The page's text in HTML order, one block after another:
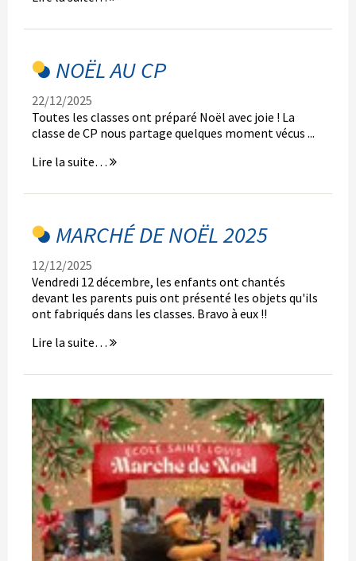
CP
NOËL AU CP
22/12/2025
Toutes les classes ont préparé Noël avec joie ! La
classe de CP nous partage quelques moment vécus ...
Noël
CP
Lire la suite…
MARCHÉ DE NOËL 2025
12/12/2025
Vendredi 12 décembre, les enfants ont chantés
devant les parents puis ont présenté les objets qu'ils
ont fabriqués dans les classes. Bravo à eux !!
Marché
Noël
-
Lire la suite…